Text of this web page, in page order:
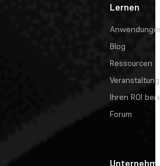
Lernen
Blog
Ressourcen
Ihren ROI
Forum